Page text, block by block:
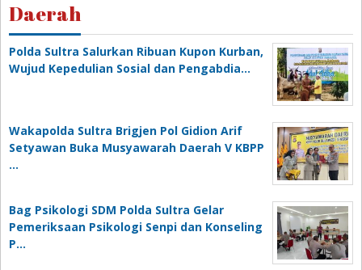
Daerah
Polda Sultra Salurkan Ribuan Kupon Kurban,
Wujud Kepedulian Sosial dan Pengabdia…
Wakapolda Sultra Brigjen Pol Gidion Arif
Setyawan Buka Musyawarah Daerah V KBPP
…
Bag Psikologi SDM Polda Sultra Gelar
Pemeriksaan Psikologi Senpi dan Konseling
P…